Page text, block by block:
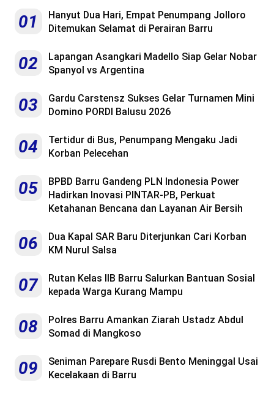
01
Hanyut Dua Hari, Empat Penumpang Jolloro
Ditemukan Selamat di Perairan Barru
02
Lapangan Asangkari Madello Siap Gelar Nobar
Spanyol vs Argentina
03
Gardu Carstensz Sukses Gelar Turnamen Mini
Domino PORDI Balusu 2026
04
Tertidur di Bus, Penumpang Mengaku Jadi
Korban Pelecehan
05
BPBD Barru Gandeng PLN Indonesia Power
Hadirkan Inovasi PINTAR-PB, Perkuat
Ketahanan Bencana dan Layanan Air Bersih
06
Dua Kapal SAR Baru Diterjunkan Cari Korban
KM Nurul Salsa
07
Rutan Kelas IIB Barru Salurkan Bantuan Sosial
kepada Warga Kurang Mampu
08
Polres Barru Amankan Ziarah Ustadz Abdul
Somad di Mangkoso
09
Seniman Parepare Rusdi Bento Meninggal Usai
Kecelakaan di Barru